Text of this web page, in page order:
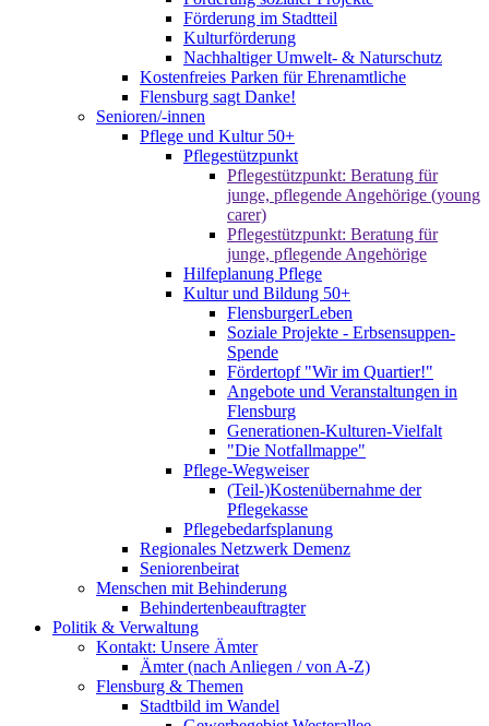
Förderung im Stadtteil
Kulturförderung
Nachhaltiger Umwelt- & Naturschutz
Kostenfreies Parken für Ehrenamtliche
Flensburg sagt Danke!
Senioren/-innen
Pflege und Kultur 50+
Pflegestützpunkt
Pflegestützpunkt: Beratung für
junge, pflegende Angehörige (young
carer)
Pflegestützpunkt: Beratung für
junge, pflegende Angehörige
Hilfeplanung Pflege
Kultur und Bildung 50+
FlensburgerLeben
Soziale Projekte - Erbsensuppen-
Spende
Fördertopf "Wir im Quartier!"
Angebote und Veranstaltungen in
Flensburg
Generationen-Kulturen-Vielfalt
"Die Notfallmappe"
Pflege-Wegweiser
(Teil-)Kostenübernahme der
Pflegekasse
Pflegebedarfsplanung
Regionales Netzwerk Demenz
Seniorenbeirat
Menschen mit Behinderung
Behindertenbeauftragter
Politik & Verwaltung
Kontakt: Unsere Ämter
Ämter (nach Anliegen / von A-Z)
Flensburg & Themen
Stadtbild im Wandel